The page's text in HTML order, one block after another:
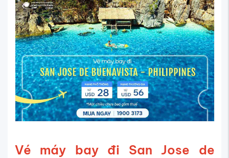
Vé máy bay đi San Jose de